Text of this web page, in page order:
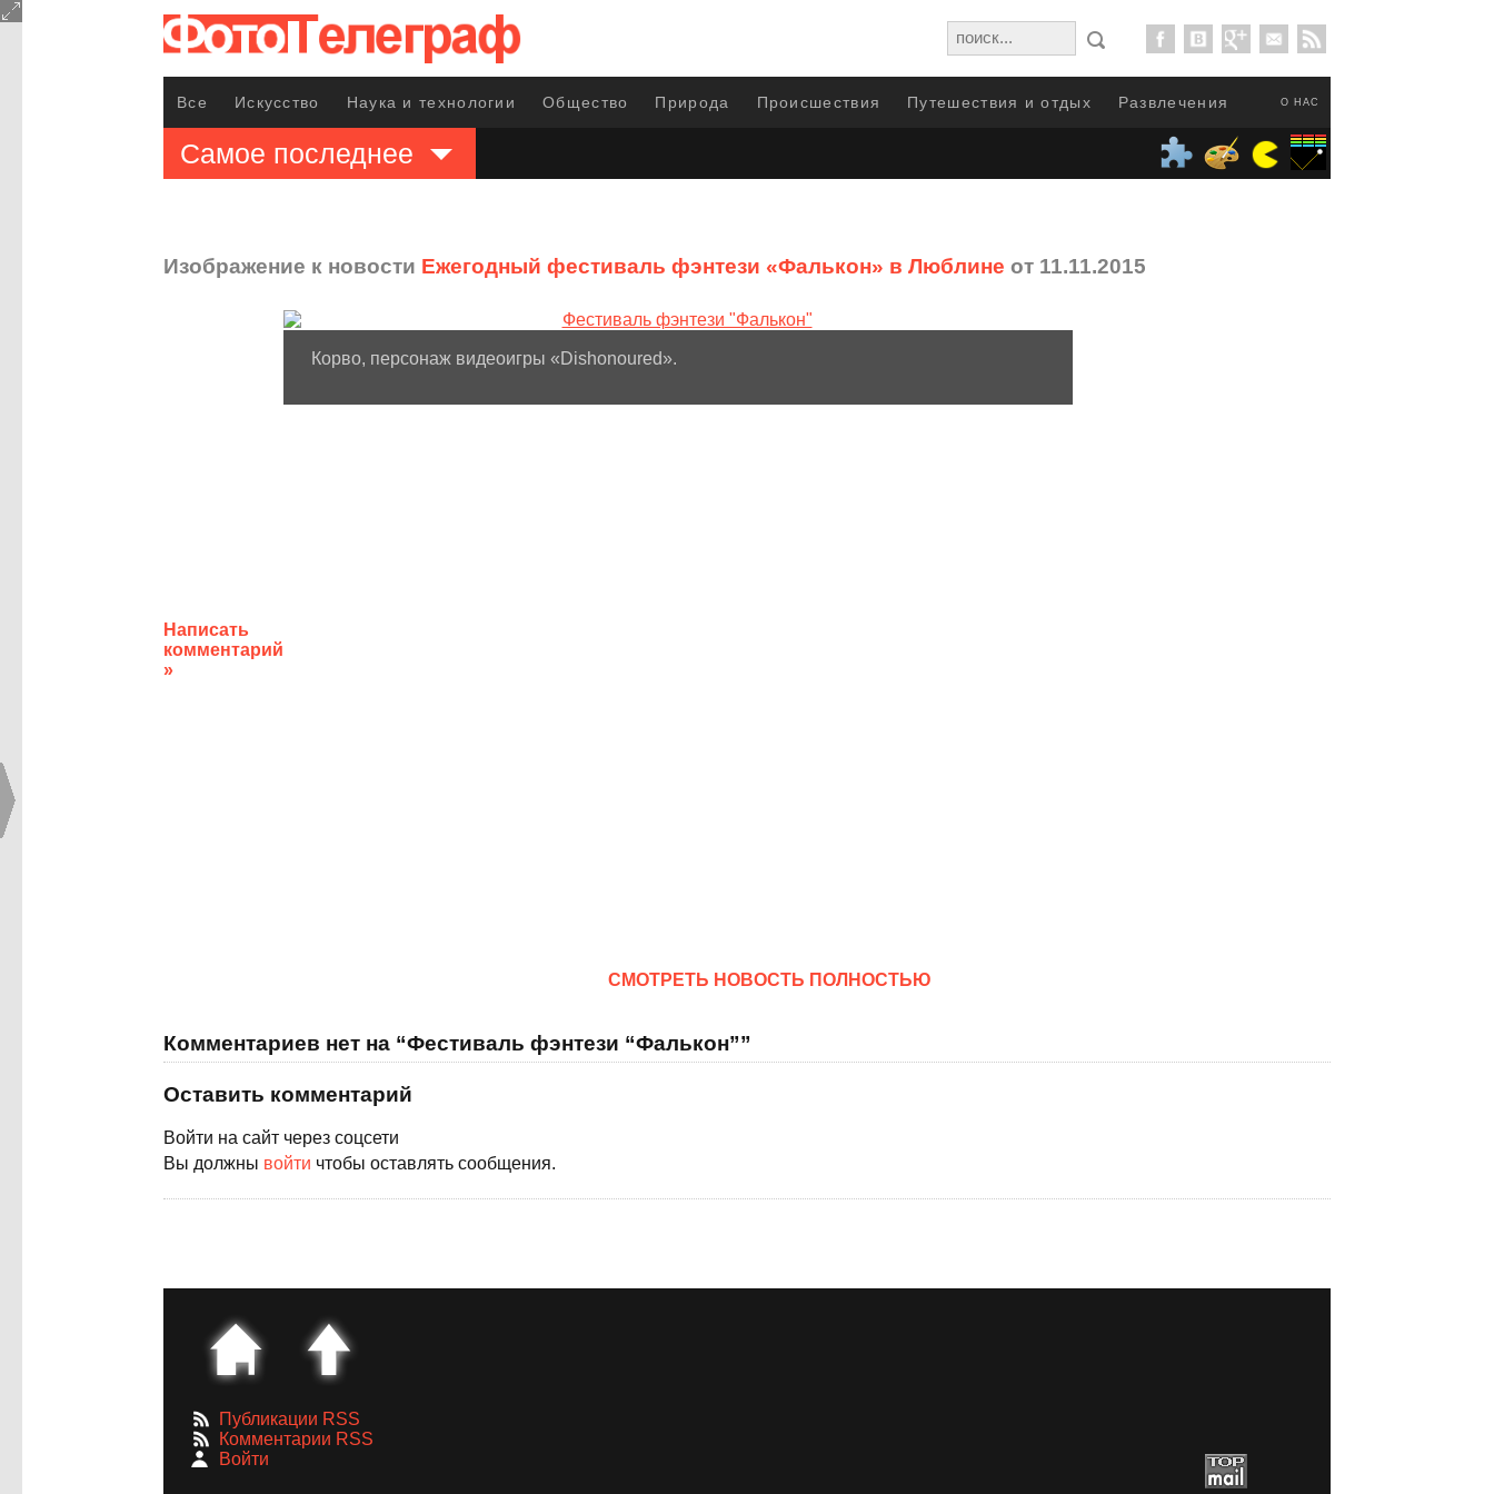
О НАС
Все Искусство Наука и технологии Общество Природа Происшествия Путешествия и отдых Развлечения
Самое последнее
Изображение к новости Ежегодный фестиваль фэнтези «Фалькон» в Люблине от 11.11.2015
Написать
комментарий
»
Корво, персонаж видеоигры «Dishonoured».
CМОТРЕТЬ НОВОСТЬ ПОЛНОСТЬЮ
Комментариев нет на “Фестиваль фэнтези “Фалькон””
Оставить комментарий
Войти на сайт через соцсети
Вы должны войти чтобы оставлять сообщения.
Публикации RSS
Комментарии RSS
Войти